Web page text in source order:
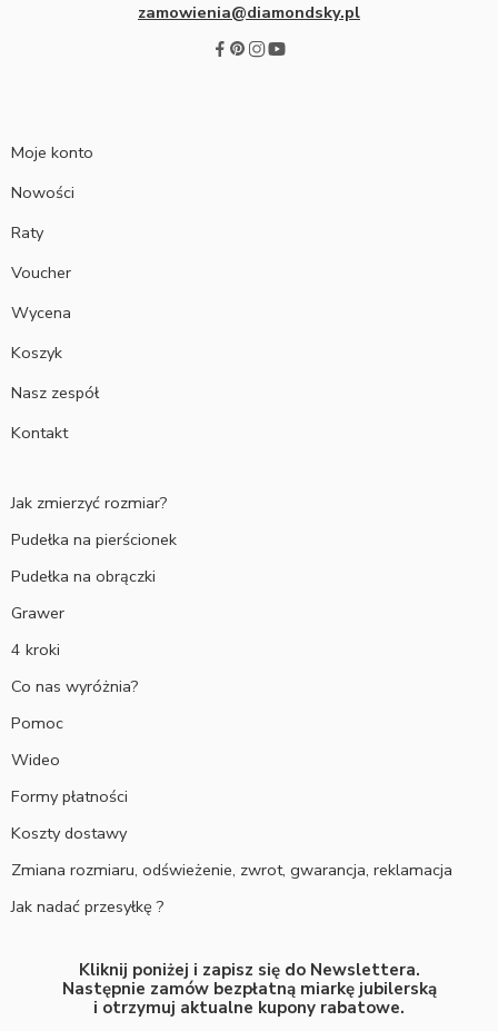
zamowienia@diamondsky.pl
Moje konto
Nowości
Raty
Voucher
Wycena
Koszyk
Nasz zespół
Kontakt
Jak zmierzyć rozmiar?
Pudełka na pierścionek
Pudełka na obrączki
Grawer
4 kroki
Co nas wyróżnia?
Pomoc
Wideo
Formy płatności
Koszty dostawy
Zmiana rozmiaru, odświeżenie, zwrot, gwarancja, reklamacja
Jak nadać przesyłkę ?
Kliknij poniżej i zapisz się do Newslettera.
Następnie zamów bezpłatną miarkę jubilerską
i otrzymuj aktualne kupony rabatowe.